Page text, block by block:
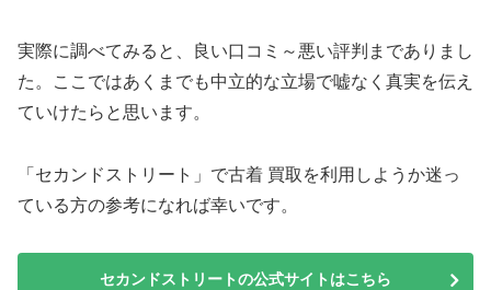
実際に調べてみると、良い口コミ～悪い評判までありまし
た。ここではあくまでも中立的な立場で嘘なく真実を伝え
ていけたらと思います。
「セカンドストリート」で古着 買取を利用しようか迷っ
ている方の参考になれば幸いです。
セカンドストリートの公式サイトはこちら